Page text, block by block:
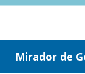
ir a contenido
ir al menú
Mirador de